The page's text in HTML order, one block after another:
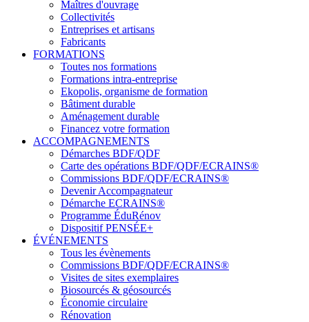
Maîtres d'ouvrage
Collectivités
Entreprises et artisans
Fabricants
FORMATIONS
Toutes nos formations
Formations intra-entreprise
Ekopolis, organisme de formation
Bâtiment durable
Aménagement durable
Financez votre formation
ACCOMPAGNEMENTS
Démarches BDF/QDF
Carte des opérations BDF/QDF/ECRAINS®
Commissions BDF/QDF/ECRAINS®
Devenir Accompagnateur
Démarche ECRAINS®
Programme ÉduRénov
Dispositif PENSÉE+
ÉVÉNEMENTS
Tous les évènements
Commissions BDF/QDF/ECRAINS®
Visites de sites exemplaires
Biosourcés & géosourcés
Économie circulaire
Rénovation